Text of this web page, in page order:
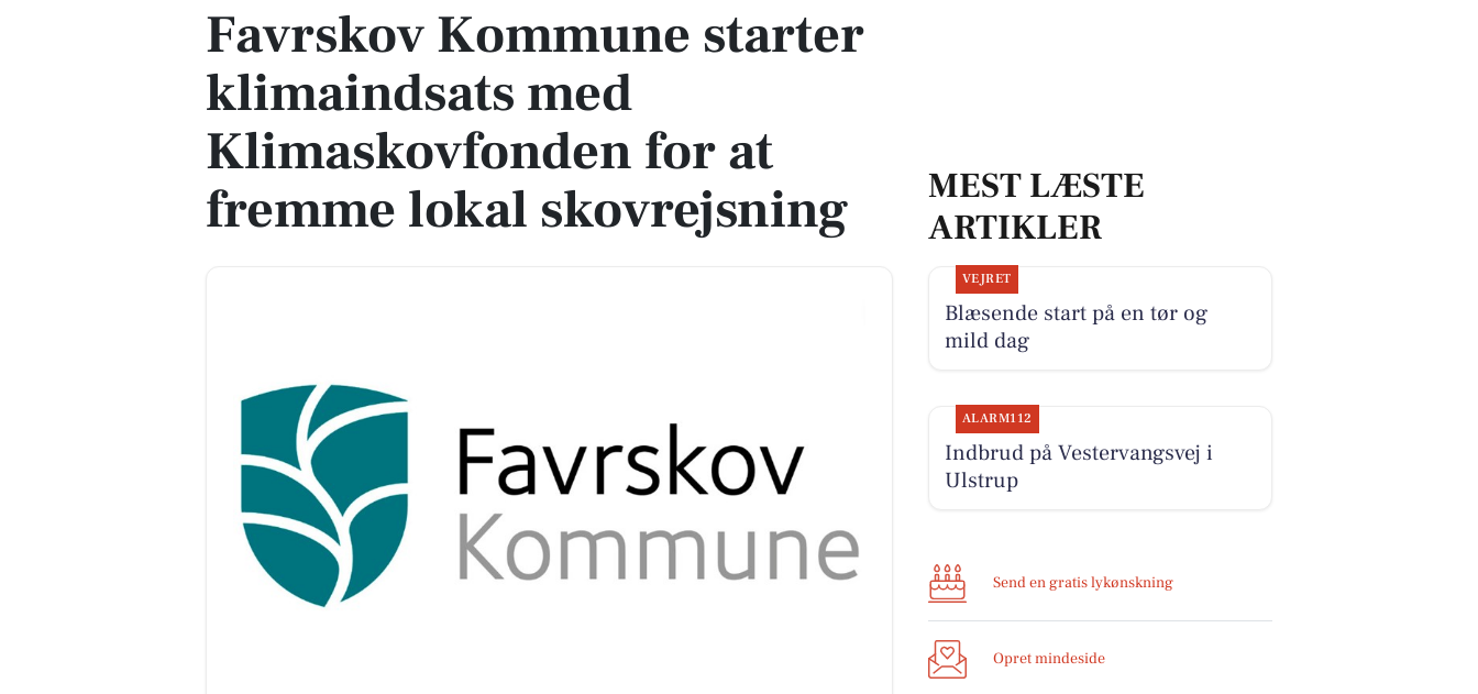
Favrskov Kommune starter
klimaindsats med
Klimaskovfonden for at
fremme lokal skovrejsning
MEST LÆSTE
ARTIKLER
VEJRET
Blæsende start på en tør og
mild dag
ALARM112
Indbrud på Vestervangsvej i
Ulstrup
Send en gratis lykønskning
Opret mindeside